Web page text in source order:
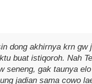
dong akhirnya krn
buat istiqoroh. Nah
seneng, gak taunya
jadian sama cowo